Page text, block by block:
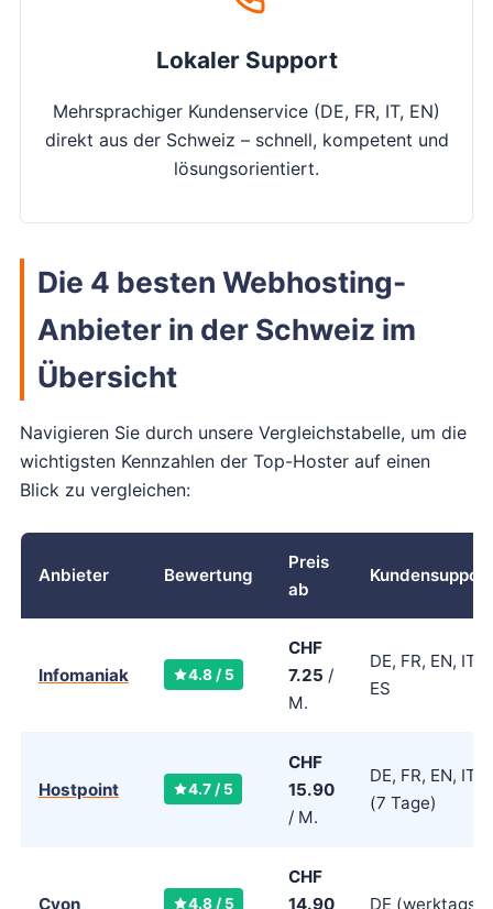
Lokaler Support
Mehrsprachiger Kundenservice (DE, FR, IT, EN)
direkt aus der Schweiz – schnell, kompetent und
lösungsorientiert.
Die 4 besten Webhosting-
Anbieter in der Schweiz im
Übersicht
Navigieren Sie durch unsere Vergleichstabelle, um die
wichtigsten Kennzahlen der Top-Hoster auf einen
Blick zu vergleichen:
Anbieter Bewertung
Preis
ab
Kundensupport
Infomaniak 4.8 / 5
CHF
7.25 /
M.
DE, FR, EN, IT,
ES
Hostpoint 4.7 / 5
CHF
15.90
/ M.
DE, FR, EN, IT
(7 Tage)
Cyon 4.8 / 5
CHF
14.90
DE (werktags)